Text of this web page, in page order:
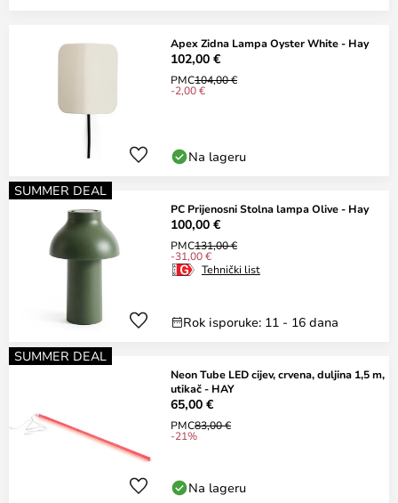
Apex Zidna Lampa Oyster White - Hay
102,00 €
PMC104,00 €
-2,00 €
Na lageru
SUMMER DEAL
PC Prijenosni Stolna lampa Olive - Hay
100,00 €
PMC131,00 €
-31,00 €
Tehnički list
Rok isporuke: 11 - 16 dana
SUMMER DEAL
Neon Tube LED cijev, crvena, duljina 1,5 m,
utikač - HAY
65,00 €
PMC83,00 €
-21%
Na lageru